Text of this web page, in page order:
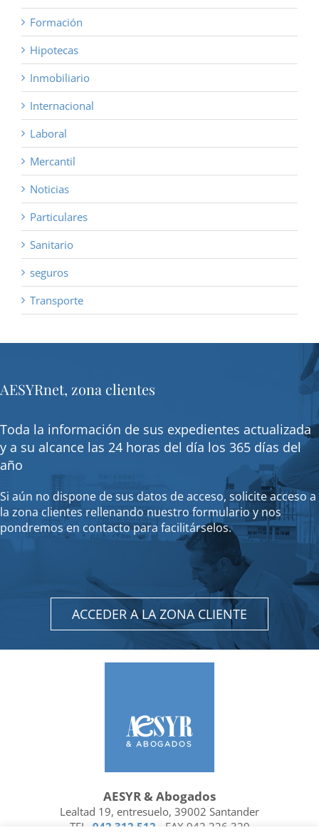
Formación
Hipotecas
Inmobiliario
Internacional
Laboral
Mercantil
Noticias
Particulares
Sanitario
seguros
Transporte
AESYRnet, zona clientes
Toda la información de sus expedientes actualizada
y a su alcance las 24 horas del día los 365 días del
año
Si aún no dispone de sus datos de acceso, solicite acceso a
la zona clientes rellenando nuestro formulario y nos
pondremos en contacto para facilitárselos.
ACCEDER A LA ZONA CLIENTE
AESYR & Abogados
Lealtad 19, entresuelo, 39002 Santander
TEL. 942 312 512 - FAX 942 226 329